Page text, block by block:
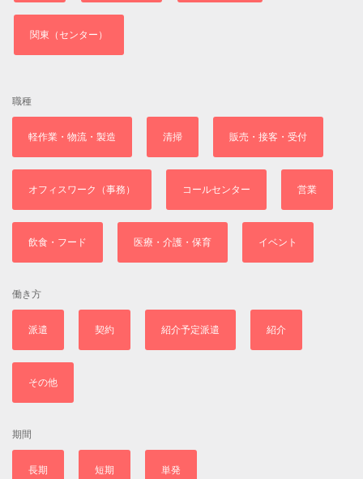
関東（センター）
職種
軽作業・物流・製造 清掃 販売・接客・受付
オフィスワーク（事務） コールセンター 営業
飲食・フード 医療・介護・保育 イベント
働き方
派遣 契約 紹介予定派遣 紹介
その他
期間
長期 短期 単発